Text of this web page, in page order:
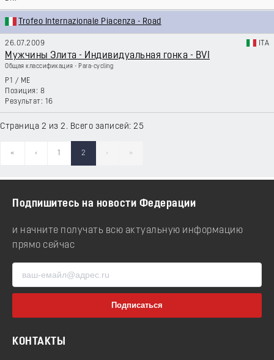
Trofeo Internazionale Piacenza - Road
26.07.2009 ITA
Мужчины Элита - Индивидуальная гонка - BVI
Общая классификация - Para-cycling
P1 / ME
8
16
Страница 2 из 2. Всего записей: 25
« ‹ 1 2 › »
Подпишитесь на новости Федерации
и начните получать всю актуальную информацию
прямо сейчас
КОНТАКТЫ